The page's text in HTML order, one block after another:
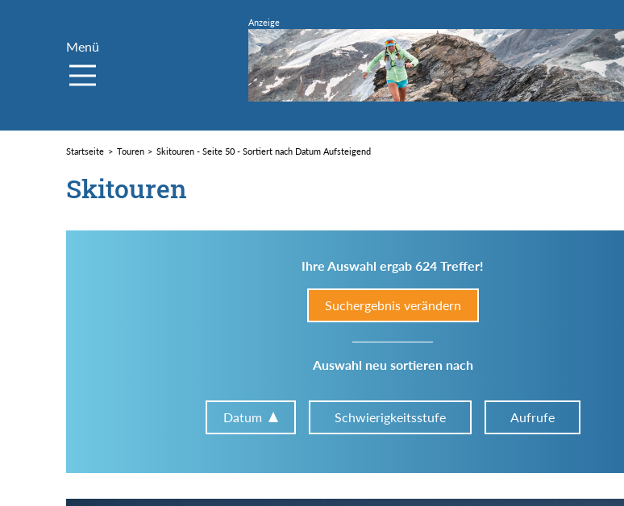
Menü
Startseite Touren Skitouren - Seite 50 - Sortiert nach Datum Aufsteigend
Skitouren
Ihre Auswahl ergab 624 Treffer!
Suchergebnis verändern
Auswahl neu sortieren nach
Datum Schwierigkeitsstufe Aufrufe